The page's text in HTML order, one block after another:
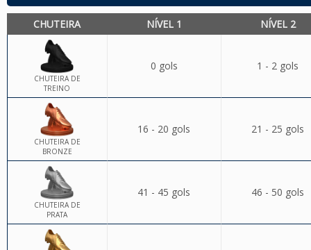
CHUTEIRA NÍVEL 1 NÍVEL 2
CHUTEIRA DE
TREINO
0 gols 1 - 2 gols
CHUTEIRA DE
BRONZE
16 - 20 gols 21 - 25 gols
CHUTEIRA DE
PRATA
41 - 45 gols 46 - 50 gols